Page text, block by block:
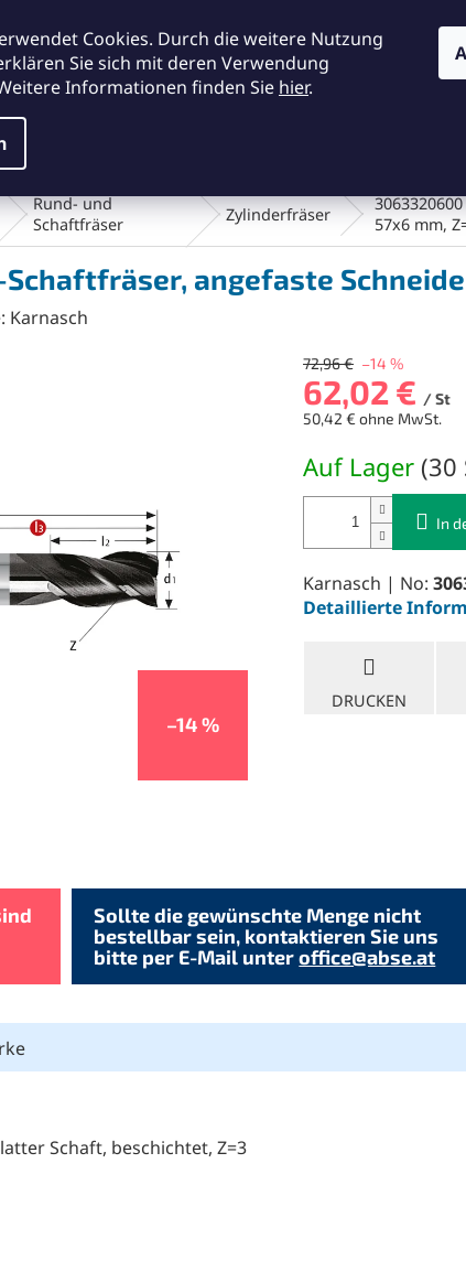
Cookies. Durch die weitere Nutzung
Sie sich mit deren Verwendung
Informationen finden Sie hier.
und Bürsten
Rund- und
Schaftfräser
Zylinderfräser
57x6 mm,
angefaste Schneide
Karnasch
–14 %
72,96 € –14 %
62,02 € / St
50,42 € ohne MwSt.
Auf Lager (30
In
Karnasch | No:
Detaillierte
DRUCKEN
Sollte die gewünschte Menge nicht
bestellbar sein, kontaktieren Sie uns
bitte per E-Mail unteroffice@abse.at
Schaft, beschichtet, Z=3